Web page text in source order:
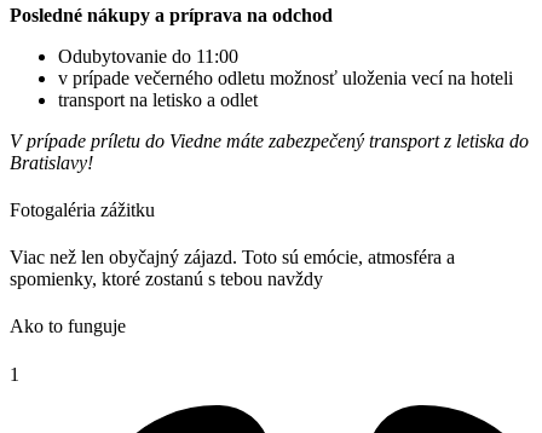
Posledné nákupy a príprava na odchod
Odubytovanie do 11:00
v prípade večerného odletu možnosť uloženia vecí na hoteli
transport na letisko a odlet
V prípade príletu do Viedne máte zabezpečený transport z letiska do
Bratislavy!
Fotogaléria zážitku
Viac než len obyčajný zájazd. Toto sú emócie, atmosféra a
spomienky, ktoré zostanú s tebou navždy
Ako to funguje
1